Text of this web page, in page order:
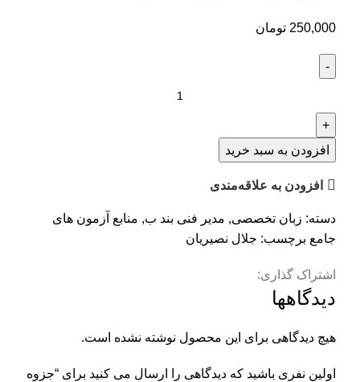
250,000 تومان
دوره
مدیرفنی
ب
افزودن به سبد خرید
افزودن به علاقه‌مندی
دسته: زبان تخصصی, مدیر فنی بند ب, منابع آزمون های
جامع برچسب: جلال نصیریان
اشتراک گذاری:
دیدگاهها
هیچ دیدگاهی برای این محصول نوشته نشده است.
اولین نفری باشید که دیدگاهی را ارسال می کنید برای “جزوه